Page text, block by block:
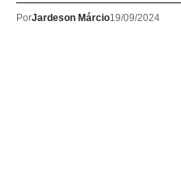
PorJardeson Márcio19/09/2024